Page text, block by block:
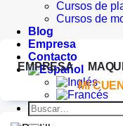
Cursos de
Cursos de
Blog
Empresa
Contacto
Buscar
por:
EMPRESA
MI